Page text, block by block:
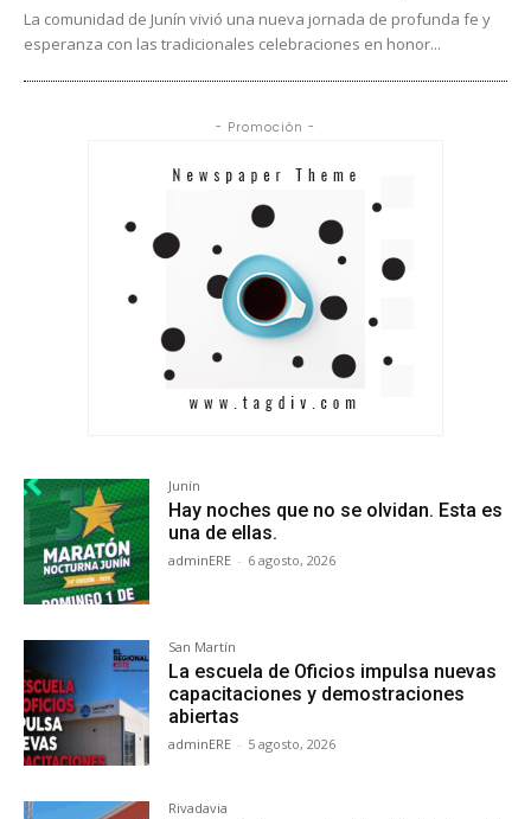
La comunidad de Junín vivió una nueva jornada de profunda fe y
esperanza con las tradicionales celebraciones en honor...
- Promoción -
Junín
Hay noches que no se olvidan. Esta es
una de ellas.
adminERE - 6 agosto, 2026
San Martín
La escuela de Oficios impulsa nuevas
capacitaciones y demostraciones
abiertas
adminERE - 5 agosto, 2026
Rivadavia